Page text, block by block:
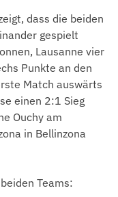
dass die beiden
gespielt
Lausanne vier
Punkte an den
Match auswärts
einen 2:1 Sieg
Ouchy am
in Bellinzona
Teams: